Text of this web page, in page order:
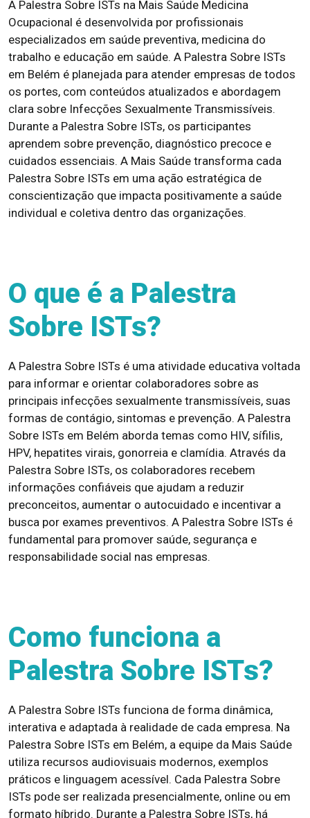
A Palestra Sobre ISTs na Mais Saúde Medicina
Ocupacional é desenvolvida por profissionais
especializados em saúde preventiva, medicina do
trabalho e educação em saúde. A Palestra Sobre ISTs
em Belém é planejada para atender empresas de todos
os portes, com conteúdos atualizados e abordagem
clara sobre Infecções Sexualmente Transmissíveis.
Durante a Palestra Sobre ISTs, os participantes
aprendem sobre prevenção, diagnóstico precoce e
cuidados essenciais. A Mais Saúde transforma cada
Palestra Sobre ISTs em uma ação estratégica de
conscientização que impacta positivamente a saúde
individual e coletiva dentro das organizações.
O que é a Palestra
Sobre ISTs?
A Palestra Sobre ISTs é uma atividade educativa voltada
para informar e orientar colaboradores sobre as
principais infecções sexualmente transmissíveis, suas
formas de contágio, sintomas e prevenção. A Palestra
Sobre ISTs em Belém aborda temas como HIV, sífilis,
HPV, hepatites virais, gonorreia e clamídia. Através da
Palestra Sobre ISTs, os colaboradores recebem
informações confiáveis que ajudam a reduzir
preconceitos, aumentar o autocuidado e incentivar a
busca por exames preventivos. A Palestra Sobre ISTs é
fundamental para promover saúde, segurança e
responsabilidade social nas empresas.
Como funciona a
Palestra Sobre ISTs?
A Palestra Sobre ISTs funciona de forma dinâmica,
interativa e adaptada à realidade de cada empresa. Na
Palestra Sobre ISTs em Belém, a equipe da Mais Saúde
utiliza recursos audiovisuais modernos, exemplos
práticos e linguagem acessível. Cada Palestra Sobre
ISTs pode ser realizada presencialmente, online ou em
formato híbrido. Durante a Palestra Sobre ISTs, há